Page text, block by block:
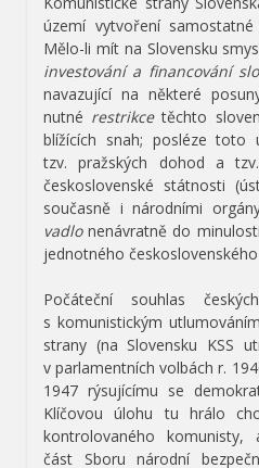
území vytvoření
Mělo-li mít na Slovensku
investování a financování
navazující na některé
nutné restrikcetěchto
blížících snah; posléze
tzv. pražských dohod a
československé státnosti
současně i národními
vadlonenávratně do
jednotného
Počáteční souhlas
s komunistickým
strany (na Slovensku KSS
v parlamentních volbách r.
1947 rýsujícímu se
Klíčovou úlohu tu hrálo
kontrolovaného komunisty,
část Sboru národní